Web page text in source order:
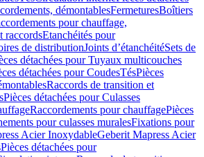
démontablesFermeturesBoîtiers
pour chauffage,
raccordsEtanchéités pour
de distributionJoints d’étanchéitéSets de
détachées pour Tuyaux multicouches
détachées pour CoudesTésPièces
Raccords de transition et
Pièces détachées pour Culasses
Raccordements pour chauffagePièces
pour culasses muralesFixations pour
Acier InoxydableGeberit Mapress Acier
Pièces détachées pour